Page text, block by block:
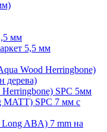
мм
5,5 мм
Wood Herringbone)
дерева)
SPC 5мм
MATT) SPC 7 мм с
ABA) 7 mm на